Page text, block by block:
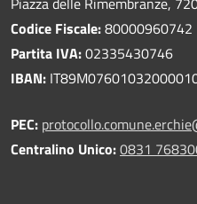
Codice Fiscale:80000960742
Partita IVA:02335430746
IBAN:
PEC:
Centralino Unico:0831